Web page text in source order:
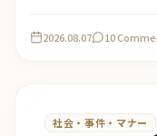
2026.08.07 10
社会・事件・マナー